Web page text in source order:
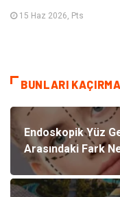
15 Haz 2026, Pts
BUNLARI KAÇIRMA
Endoskopik Yüz
Arasındaki Fark